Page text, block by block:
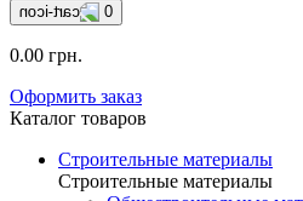
0
0.00 грн.
Оформить заказ
Каталог товаров
Строительные материалы
Строительные материалы